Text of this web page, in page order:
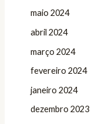
maio 2024
abril 2024
março 2024
fevereiro 2024
janeiro 2024
dezembro 2023